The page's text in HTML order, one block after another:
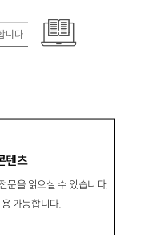
텐츠
문을 읽으실 수 있습니다.
가능합니다.